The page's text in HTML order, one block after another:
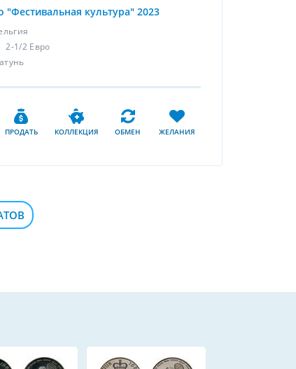
"Фестивальная культура" 2023
2-1/2 Евро
ПРОДАТЬ КОЛЛЕКЦИЯ ОБМЕН ЖЕЛАНИЯ